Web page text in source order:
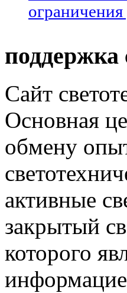
поддержка
Сайт
Основная
обмену
активные
закрытый
которого